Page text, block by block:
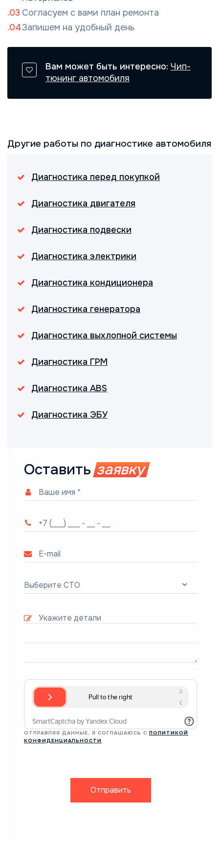
Согласуем с вами план ремонта
Запишем на удобный день
Вам может быть интересно: Чип-
тюнинг автомобиля
Другие работы по диагностике автомобиля
Диагностика перед покупкой
Диагностика двигателя
Диагностика подвески
Диагностика электрики
Диагностика кондиционера
Диагностика генератора
Диагностика выхлопной системы
Диагностика ГРМ
Диагностика ABS
Диагностика ЭБУ
Оставить заявку
Выберите СТО
ОТПРАВЛЯЯ ДАННЫЕ, Я СОГЛАШАЮСЬ С ПОЛИТИКОЙ
КОНФИДЕНЦИАЛЬНОСТИ
Отправить